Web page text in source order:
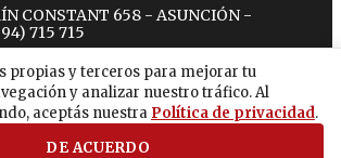
propias y terceros para mejorar tu
y analizar nuestro tráfico. Al
aceptás nuestra Política de privacidad.
DE ACUERDO
CONSTANT 658 - ASUNCIÓN -
715 715
facebook
tiktokyoutubespotify